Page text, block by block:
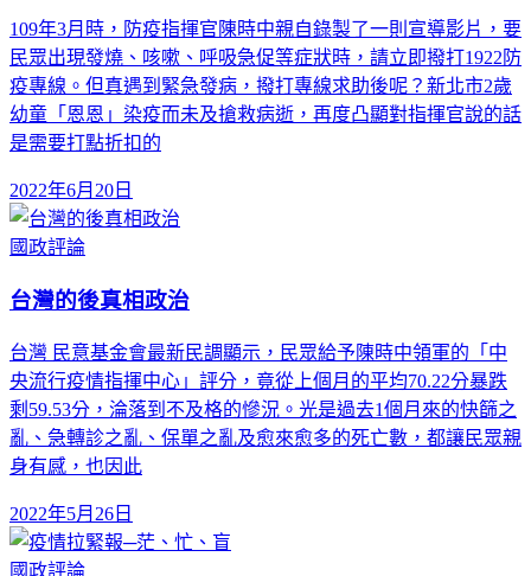
109年3月時，防疫指揮官陳時中親自錄製了一則宣導影片，要
民眾出現發燒、咳嗽、呼吸急促等症狀時，請立即撥打1922防
疫專線。但真遇到緊急發病，撥打專線求助後呢？新北市2歲
幼童「恩恩」染疫而未及搶救病逝，再度凸顯對指揮官說的話
是需要打點折扣的
2022年6月20日
國政評論
台灣的後真相政治
台灣 民意基金會最新民調顯示，民眾給予陳時中領軍的「中
央流行疫情指揮中心」評分，竟從上個月的平均70.22分暴跌
剩59.53分，淪落到不及格的慘況。光是過去1個月來的快篩之
亂、急轉診之亂、保單之亂及愈來愈多的死亡數，都讓民眾親
身有感，也因此
2022年5月26日
國政評論